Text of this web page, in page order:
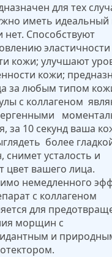
для тех
иметь идеальный
нет. Способствуют
кожи; улучшают
кожи;
за любым типом
с коллагеном
за 10 секунд ваша
более
усталость и
цвет вашего лица.
немедленного
с коллагеном
для
морщин с
и